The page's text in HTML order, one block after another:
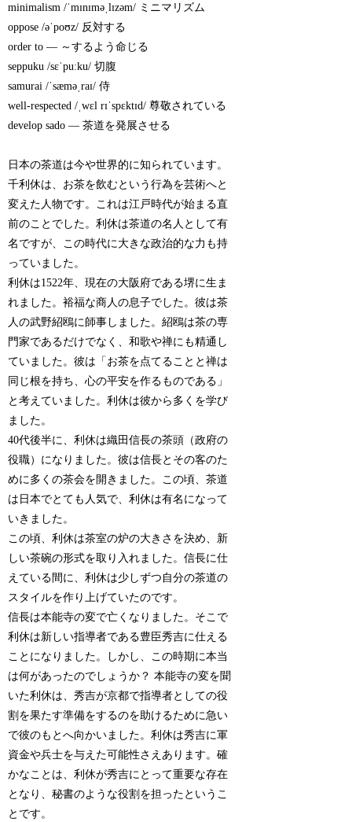
minimalism /ˈmɪnɪməˌlɪzəm/ ミニマリズム
oppose /əˈpoʊz/ 反対する
order to — ～するよう命じる
seppuku /sɛˈpuːku/ 切腹
samurai /ˈsæməˌraɪ/ 侍
well-respected /ˌwɛl rɪˈspɛktɪd/ 尊敬されている
develop sado — 茶道を発展させる
日本の茶道は今や世界的に知られています。
千利休は、お茶を飲むという行為を芸術へと
変えた人物です。これは江戸時代が始まる直
前のことでした。利休は茶道の名人として有
名ですが、この時代に大きな政治的な力も持
っていました。
利休は1522年、現在の大阪府である堺に生ま
れました。裕福な商人の息子でした。彼は茶
人の武野紹鴎に師事しました。紹鴎は茶の専
門家であるだけでなく、和歌や禅にも精通し
ていました。彼は「お茶を点てることと禅は
同じ根を持ち、心の平安を作るものである」
と考えていました。利休は彼から多くを学び
ました。
40代後半に、利休は織田信長の茶頭（政府の
役職）になりました。彼は信長とその客のた
めに多くの茶会を開きました。この頃、茶道
は日本でとても人気で、利休は有名になって
いきました。
この頃、利休は茶室の炉の大きさを決め、新
しい茶碗の形式を取り入れました。信長に仕
えている間に、利休は少しずつ自分の茶道の
スタイルを作り上げていたのです。
信長は本能寺の変で亡くなりました。そこで
利休は新しい指導者である豊臣秀吉に仕える
ことになりました。しかし、この時期に本当
は何があったのでしょうか？ 本能寺の変を聞
いた利休は、秀吉が京都で指導者としての役
割を果たす準備をするのを助けるために急い
で彼のもとへ向かいました。利休は秀吉に軍
資金や兵士を与えた可能性さえあります。確
かなことは、利休が秀吉にとって重要な存在
となり、秘書のような役割を担ったというこ
とです。